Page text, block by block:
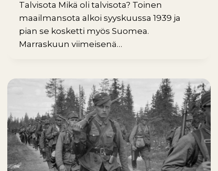
Talvisota Mikä oli talvisota? Toinen
maailmansota alkoi syyskuussa 1939 ja
pian se kosketti myös Suomea.
Marraskuun viimeisenä…